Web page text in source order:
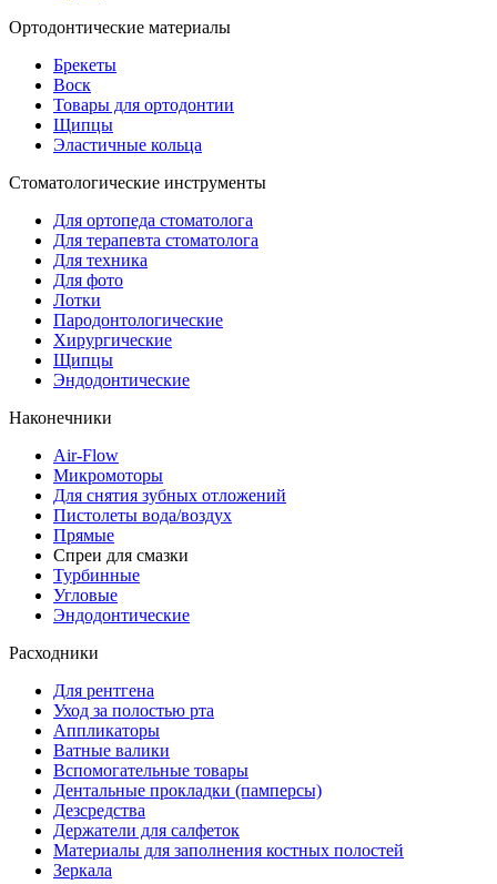
Ортодонтические материалы
Брекеты
Воск
Товары для ортодонтии
Щипцы
Эластичные кольца
Стоматологические инструменты
Для ортопеда стоматолога
Для терапевта стоматолога
Для техника
Для фото
Лотки
Пародонтологические
Хирургические
Щипцы
Эндодонтические
Наконечники
Air-Flow
Микромоторы
Для снятия зубных отложений
Пистолеты вода/воздух
Прямые
Спреи для смазки
Турбинные
Угловые
Эндодонтические
Расходники
Для рентгена
Уход за полостью рта
Аппликаторы
Ватные валики
Вспомогательные товары
Дентальные прокладки (памперсы)
Дезсредства
Держатели для салфеток
Материалы для заполнения костных полостей
Зеркала